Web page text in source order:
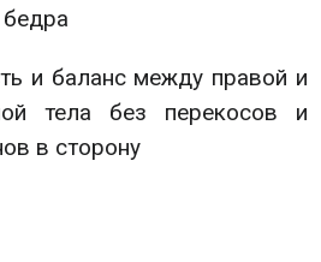
и баланс между правой и
тела без перекосов и
в сторону